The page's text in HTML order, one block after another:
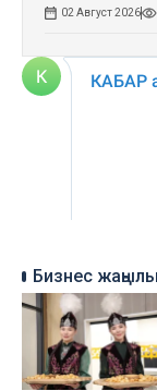
02 Август 2026